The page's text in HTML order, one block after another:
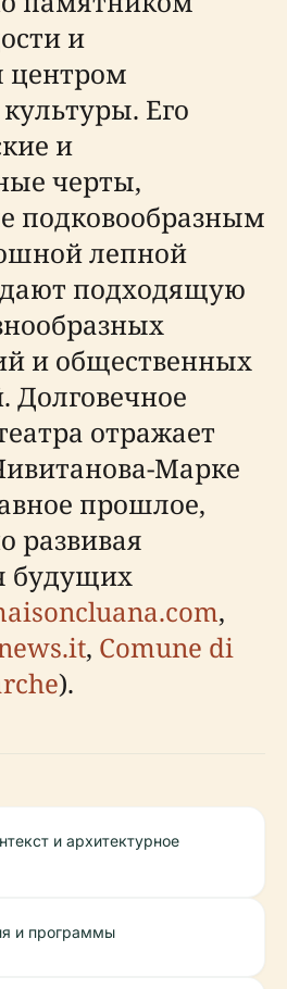
и
Его
и
черты,
подковообразным
лепной
подходящую
и общественных
Долговечное
отражает
Марке
прошлое,
развивая
будущих
,
, Comune di
).
и архитектурное
и программы